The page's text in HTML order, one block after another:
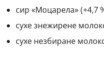
сир «Моцарела» (+4,7
сухе знежирене
сухе незбиране